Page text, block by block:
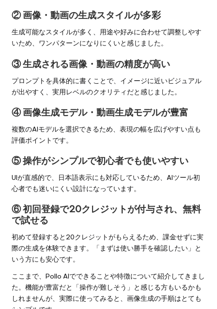
② 画像・動画の生成スタイルが多彩
生成可能なスタイルが多く、用途や好みに合わせて調整しやす
いため、ワンパターンになりにくいと感じました。
③ 生成される画像・動画の精度が高い
プロンプトを具体的に書くことで、イメージに近いビジュアル
が出やすく、実用レベルのクオリティだと感じました。
④ 画像生成モデル・動画生成モデルが豊富
複数のAIモデルを選択できるため、表現の幅を広げやすい点も
評価ポイントです。
⑤ 操作がシンプルで初心者でも使いやすい
UIが直感的で、日本語表示にも対応しているため、AIツール初
心者でも迷いにくい設計になっています。
⑥ 初回登録で20クレジットが付与され、無料
で試せる
初めて登録すると20クレジットがもらえるため、課金せずに実
際の生成を体験できます。「まずは使い勝手を確認したい」と
いう方にも安心です。
ここまで、Pollo AIでできることや特徴について紹介してきまし
た。機能が豊富だと「操作が難しそう」と感じる方もいるかも
しれませんが、実際に使ってみると、画像生成の手順はとても